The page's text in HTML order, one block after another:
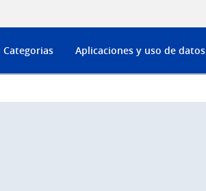
Categorias Aplicaciones y uso de datos